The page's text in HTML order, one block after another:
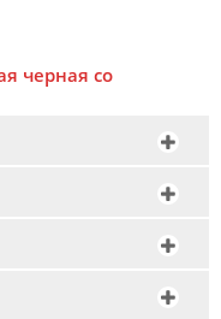
черная со